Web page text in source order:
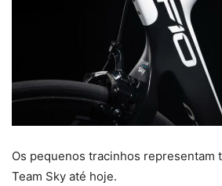
Os pequenos tracinhos representam
Team Sky até hoje.